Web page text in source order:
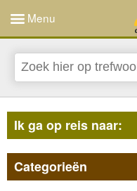
Menu
Ik ga op reis naar:
Categorieën